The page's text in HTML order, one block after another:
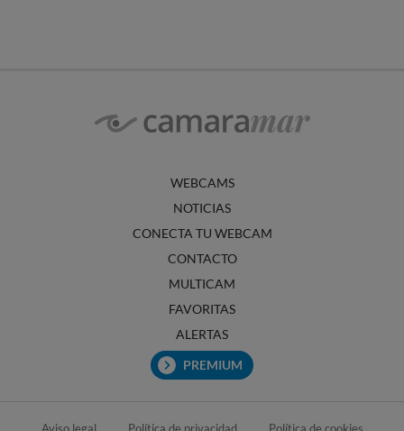
WEBCAMS
NOTICIAS
CONECTA TU WEBCAM
CONTACTO
MULTICAM
FAVORITAS
ALERTAS
PREMIUM